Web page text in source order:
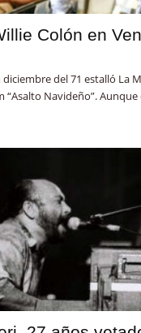
Colón en
diciembre del 71 estalló La
“Asalto Navideño”. Aunque